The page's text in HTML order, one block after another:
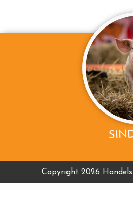
Copyright 2026